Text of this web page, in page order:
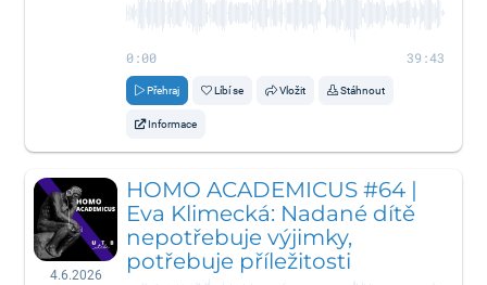
0:00 39:43
Přehraj Líbí se Vložit Stáhnout
Informace
4.6.2026
HOMO ACADEMICUS #64 |
Eva Klimecká: Nadané dítě
nepotřebuje výjimky,
potřebuje příležitosti